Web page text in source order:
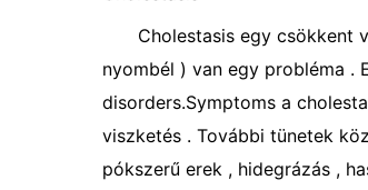
Cholestasis egy csökkent
nyombél ) van egy probléma .
disorders.Symptoms a
viszketés . További tünetek
pókszerű erek , hidegrázás ,